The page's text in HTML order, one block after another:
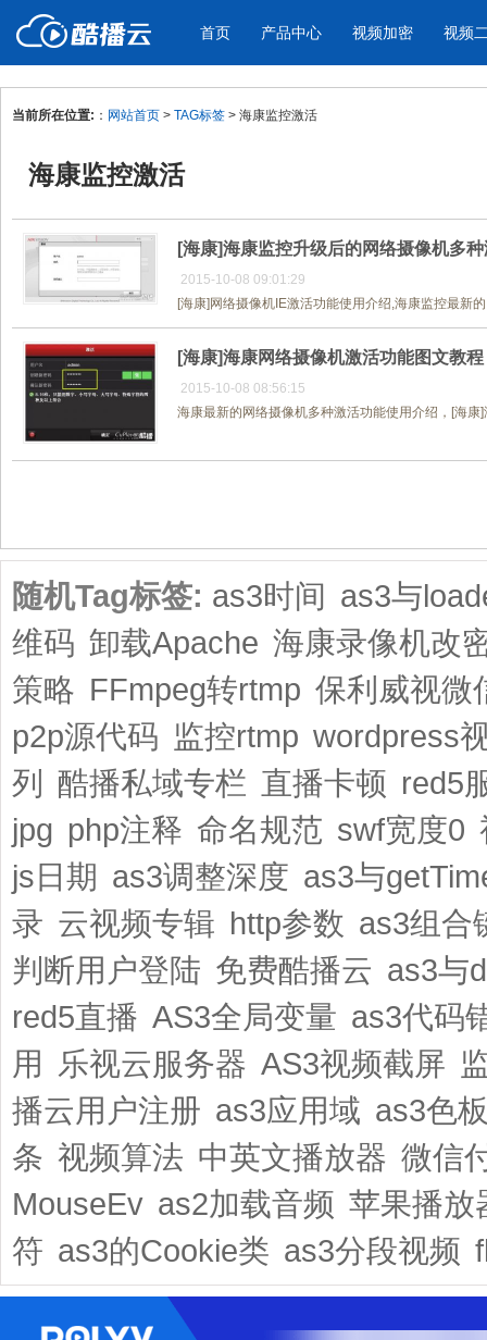
首页 产品中心
产品与新功能
教学课程全终端视频加密
防下载/防盗录/防录屏/防篡改
免费稳定无广
帮助企业视频
视频加密 视频
应用场景
色
为个人网站、博客论坛，添加视频
工作场景的工作
年会节目
当前所在位置: ： 网站首页 > TAG标签 > 海康监控激活
海康监控激活
[海康]海康监控升级后的网络摄像机多
2015-10-08 09:01:29
[海康]网络摄像机IE激活功能使用介绍,海康监控最新
[海康]海康网络摄像机激活功能图文教程
2015-10-08 08:56:15
海康最新的网络摄像机多种激活功能使用介绍，[海康
随机Tag标签: as3时间 as3与
维码 卸载Apache 海康录像机改
策略 FFmpeg转rtmp 保利威视微
p2p源代码 监控rtmp wordpress
列
酷播私域专栏 直播卡顿 red5
jpg php注释 命名规范 swf宽度0
js日期 as3调整深度 as3与
录 云视频专辑 http参数 as3组合
判断用户登陆 免费酷播云 as3与
red5直播 AS3全局变量 as3代码
用 乐视云服务器 AS3视频截屏
播云用户注册 as3应用域 as3色
条 视频算法 中英文播放器 微信
MouseEv as2加载音频 苹果播放
符 as3的Cookie类 as3分段视频